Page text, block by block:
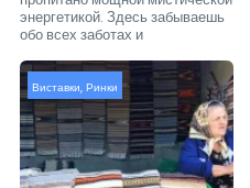
энергетикой. Здесь забываешь
обо всех заботах и
Виставки, Ринки